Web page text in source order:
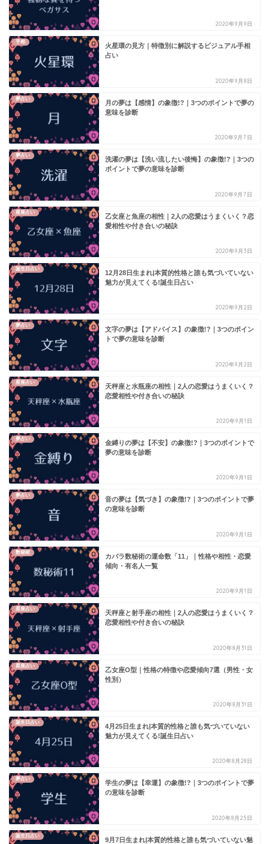
2020年9月9日
手相
火星環の見方｜特徴別に解説するビジュアル手相
占い
2020年9月8日
夢占い
月の夢は【感情】の象徴!?｜3つのポイントで夢の
意味を診断
2020年9月7日
夢占い
洗濯の夢は【洗い流したい後悔】の象徴!?｜3つの
ポイントで夢の意味を診断
2020年9月7日
星座占い
乙女座と魚座の相性｜2人の恋愛はうまくいく？恋
愛相性や付き合いの秘訣
2020年9月3日
誕生日占い
12月28日生まれ|本質的性格と誰も気づいていない
魅力が見えてくる!誕生日占い
2020年9月2日
夢占い
文字の夢は【アドバイス】の象徴!?｜3つのポイン
トで夢の意味を診断
2020年9月2日
星座占い
天秤座と水瓶座の相性｜2人の恋愛はうまくいく？
恋愛相性や付き合いの秘訣
2020年9月1日
夢占い
金縛りの夢は【不安】の象徴!?｜3つのポイントで
夢の意味を診断
2020年9月1日
夢占い
音の夢は【気づき】の象徴!?｜3つのポイントで夢
の意味を診断
2020年9月1日
数秘術
カバラ数秘術の運命数「11」｜性格や相性・恋愛
傾向・有名人一覧
2020年9月1日
星座占い
天秤座と射手座の相性｜2人の恋愛はうまくいく？
恋愛相性や付き合いの秘訣
2020年8月31日
星座占い
乙女座O型｜性格の特徴や恋愛傾向7選（男性・女
性別）
2020年8月31日
誕生日占い
4月25日生まれ|本質的性格と誰も気づいていない
魅力が見えてくる!誕生日占い
2020年8月28日
夢占い
学生の夢は【幸運】の象徴!?｜3つのポイントで夢
の意味を診断
2020年8月25日
誕生日占い
9月7日生まれ|本質的性格と誰も気づいていない魅